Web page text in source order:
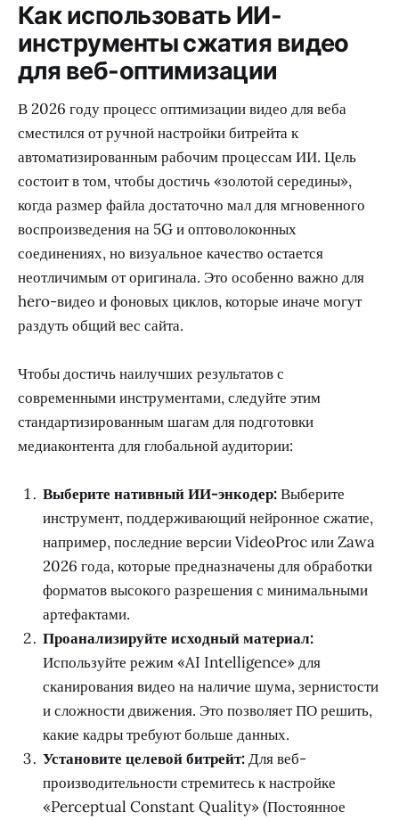
Как использовать ИИ-
инструменты сжатия видео
для веб-оптимизации
В 2026 году процесс оптимизации видео для веба
сместился от ручной настройки битрейта к
автоматизированным рабочим процессам ИИ. Цель
состоит в том, чтобы достичь «золотой середины»,
когда размер файла достаточно мал для мгновенного
воспроизведения на 5G и оптоволоконных
соединениях, но визуальное качество остается
неотличимым от оригинала. Это особенно важно для
hero-видео и фоновых циклов, которые иначе могут
раздуть общий вес сайта.
Чтобы достичь наилучших результатов с
современными инструментами, следуйте этим
стандартизированным шагам для подготовки
медиаконтента для глобальной аудитории:
Выберите нативный ИИ-энкодер:Выберите
инструмент, поддерживающий нейронное сжатие,
например, последние версии VideoProc или Zawa
2026 года, которые предназначены для обработки
форматов высокого разрешения с минимальными
артефактами.
Проанализируйте исходный материал:
Используйте режим «AI Intelligence» для
сканирования видео на наличие шума, зернистости
и сложности движения. Это позволяет ПО решить,
какие кадры требуют больше данных.
Установите целевой битрейт:Для веб-
производительности стремитесь к настройке
«Perceptual Constant Quality» (Постоянное